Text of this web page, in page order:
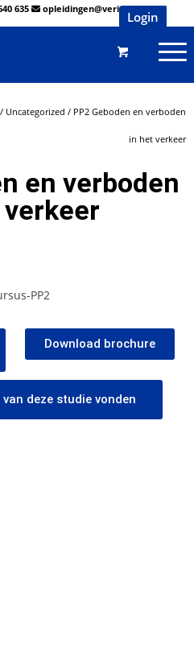
635 opleidingen@veringmeier.nl
Login
/ Uncategorized / PP2 Geboden en verboden
in het verkeer
en verboden
Download brochure
deze studie vonden